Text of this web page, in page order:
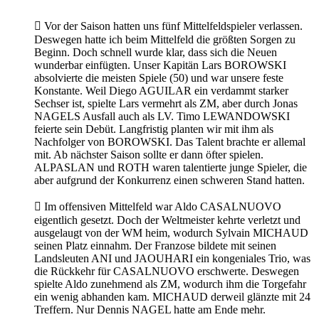
 Vor der Saison hatten uns fünf Mittelfeldspieler verlassen.
Deswegen hatte ich beim Mittelfeld die größten Sorgen zu
Beginn. Doch schnell wurde klar, dass sich die Neuen
wunderbar einfügten. Unser Kapitän Lars BOROWSKI
absolvierte die meisten Spiele (50) und war unsere feste
Konstante. Weil Diego AGUILAR ein verdammt starker
Sechser ist, spielte Lars vermehrt als ZM, aber durch Jonas
NAGELS Ausfall auch als LV. Timo LEWANDOWSKI
feierte sein Debüt. Langfristig planten wir mit ihm als
Nachfolger von BOROWSKI. Das Talent brachte er allemal
mit. Ab nächster Saison sollte er dann öfter spielen.
ALPASLAN und ROTH waren talentierte junge Spieler, die
aber aufgrund der Konkurrenz einen schweren Stand hatten.
 Im offensiven Mittelfeld war Aldo CASALNUOVO
eigentlich gesetzt. Doch der Weltmeister kehrte verletzt und
ausgelaugt von der WM heim, wodurch Sylvain MICHAUD
seinen Platz einnahm. Der Franzose bildete mit seinen
Landsleuten ANI und JAOUHARI ein kongeniales Trio, was
die Rückkehr für CASALNUOVO erschwerte. Deswegen
spielte Aldo zunehmend als ZM, wodurch ihm die Torgefahr
ein wenig abhanden kam. MICHAUD derweil glänzte mit 24
Treffern. Nur Dennis NAGEL hatte am Ende mehr.